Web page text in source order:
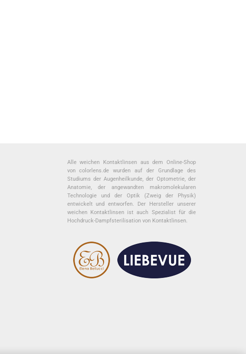
Alle weichen Kontaktlinsen aus dem Online-Shop
von colorlens.de wurden auf der Grundlage des
Studiums der Augenheilkunde, der Optometrie, der
Anatomie, der angewandten makromolekularen
Technologie und der Optik (Zweig der Physik)
entwickelt und entworfen. Der Hersteller unserer
weichen Kontaktlinsen ist auch Spezialist für die
Hochdruck-Dampfsterilisation von Kontaktlinsen.